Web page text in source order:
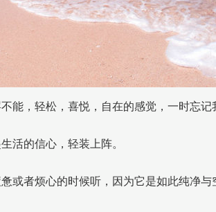
能，轻松，喜悦，自在的感觉，一时忘
活的信心，轻装上阵。
或者烦心的时候听，因为它是如此纯净